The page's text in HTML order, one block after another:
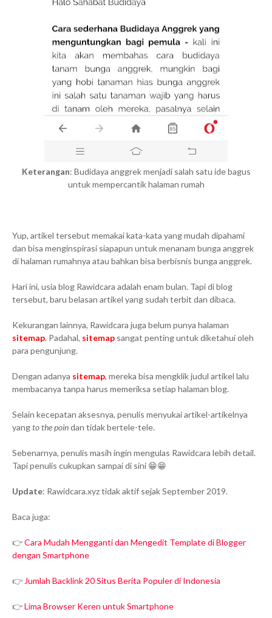
Keterangan: Budidaya anggrek menjadi salah satu ide bagus
untuk mempercantik halaman rumah
Yup, artikel tersebut memakai kata-kata yang mudah dipahami
dan bisa menginspirasi siapapun untuk menanam bunga anggrek
di halaman rumahnya atau bahkan bisa berbisnis bunga anggrek.
Hari ini, usia blog Rawidcara adalah enam bulan. Tapi di blog
tersebut, baru belasan artikel yang sudah terbit dan dibaca.
Kekurangan lainnya, Rawidcara juga belum punya halaman
sitemap. Padahal, sitemap sangat penting untuk diketahui oleh
para pengunjung.
Dengan adanya sitemap, mereka bisa mengklik judul artikel lalu
membacanya tanpa harus memeriksa setiap halaman blog.
Selain kecepatan aksesnya, penulis menyukai artikel-artikelnya
yangto the poindan tidak bertele-tele.
Sebenarnya, penulis masih ingin mengulas Rawidcara lebih detail.
Tapi penulis cukupkan sampai di sini 😁😁
Update: Rawidcara.xyz tidak aktif sejak September 2019.
Baca juga:
👉Cara Mudah Mengganti dan Mengedit Template di Blogger
dengan Smartphone
👉Jumlah Backlink 20 Situs Berita Populer di Indonesia
👉Lima Browser Keren untuk Smartphone